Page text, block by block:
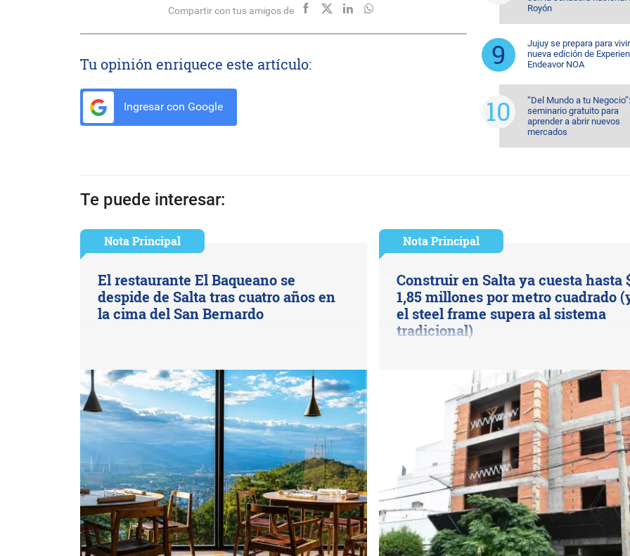
Compartir con tus amigos de
Tu opinión enriquece este artículo:
Ingresar con Google
Royón
Jujuy se prepara para
nueva edición de
Endeavor NOA
“Del Mundo a tu
seminario gratuito para
aprender a abrir nuevos
mercados
Te puede interesar:
Nota Principal
El restaurante El Baqueano se
despide de Salta tras cuatro años en
la cima del San Bernardo
Nota Principal
Construir en Salta ya cuesta hasta
1,85 millones por metro cuadrado
el steel frame supera al sistema
tradicional)